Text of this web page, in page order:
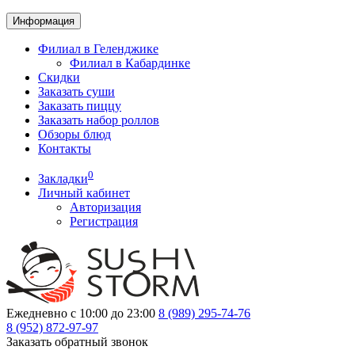
Информация
Филиал в Геленджике
Филиал в Кабардинке
Скидки
Заказать суши
Заказать пиццу
Заказать набор роллов
Обзоры блюд
Контакты
Закладки0
Личный кабинет
Авторизация
Регистрация
Ежедневно с 10:00 до 23:00 8 (989) 295-74-76
8 (952) 872-97-97
Заказать обратный звонок